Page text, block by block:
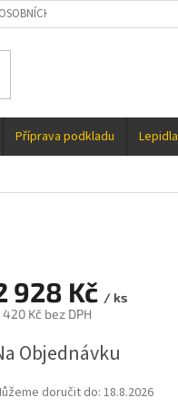
ÚDAJŮ
Příprava podkladu Lepidla
928 Kč / ks
420 Kč bez DPH
Objednávku
doručit do:18.8.2026